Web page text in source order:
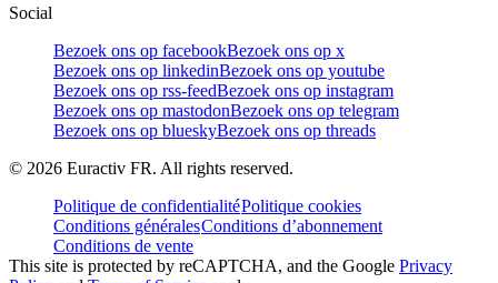
Social
Bezoek ons op facebookBezoek ons op x
Bezoek ons op linkedinBezoek ons op youtube
Bezoek ons op rss-feedBezoek ons op instagram
Bezoek ons op mastodonBezoek ons op telegram
Bezoek ons op blueskyBezoek ons op threads
© 2026 Euractiv FR. All rights reserved.
Politique de confidentialitéPolitique cookies
Conditions généralesConditions d’abonnement
Conditions de vente
This site is protected by reCAPTCHA, and the Google Privacy